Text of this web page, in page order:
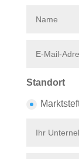
Standort